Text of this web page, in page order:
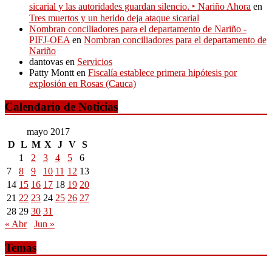
sicarial y las autoridades guardan silencio. ‣ Nariño Ahora en
Tres muertos y un herido deja ataque sicarial
Nombran conciliadores para el departamento de Nariño -
PIFJ-OEA en Nombran conciliadores para el departamento de
Nariño
dantovas en Servicios
Patty Montt en Fiscalía establece primera hipótesis por
explosión en Rosas (Cauca)
Calendario de Noticias
mayo 2017
D L M X J V S
1
2 3 4 5
6
7
8 9 10 11 12 13
14 15 16 17 18 19 20
21 22 23 24 25 26 27
28 29 30 31
« Abr
Jun »
Temas